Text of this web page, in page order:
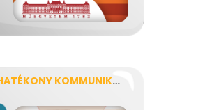
HATÉKONY KOMMUNIKÁCIÓ